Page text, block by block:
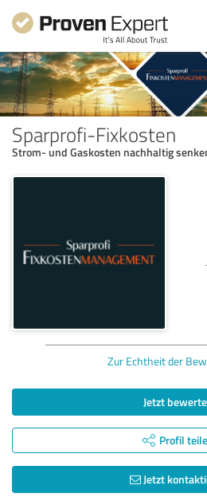
Sparprofi-Fixkosten
Strom- und Gaskosten nachhaltig
Zur Echtheit der
Jetzt
Profil
Jetzt